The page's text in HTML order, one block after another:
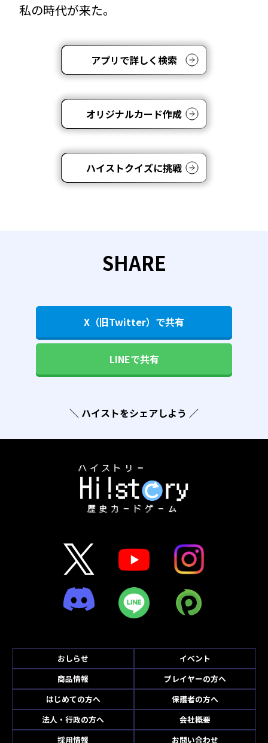
私の時代が来た。
アプリで詳しく検索
オリジナルカード作成
ハイストクイズに挑戦
SHARE
X（旧Twitter）で共有
LINEで共有
＼ ハイストをシェアしよう ／
おしらせ
イベント
商品情報
プレイヤーの方へ
はじめての方へ
保護者の方へ
法人・行政の方へ
会社概要
採用情報
お問い合わせ